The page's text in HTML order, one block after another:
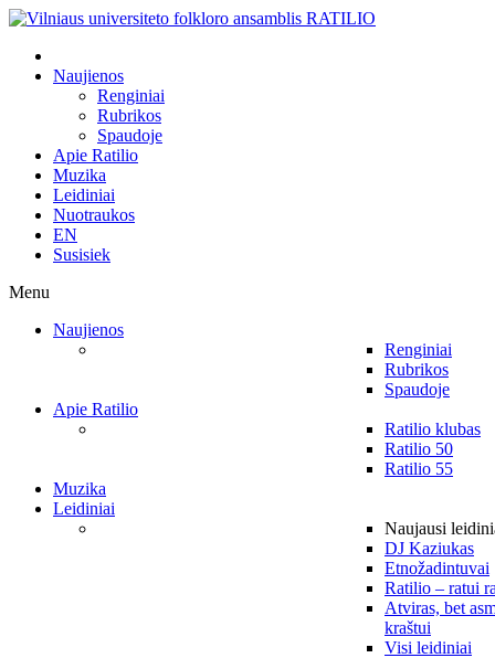
Naujienos
Renginiai
Rubrikos
Spaudoje
Apie Ratilio
Muzika
Leidiniai
Nuotraukos
EN
Susisiek
Menu
Naujienos
Renginiai
Rubrikos
Spaudoje
Apie Ratilio
Ratilio klubas
Ratilio 50
Ratilio 55
Muzika
Leidiniai
Naujausi
DJ Kaziukas
Etnožadintuvai
Ratilio – ratui
Atviras, bet
kraštui
Visi leidiniai